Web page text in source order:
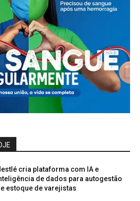
cria plataforma com IA e
de dados para autogestão
estoque de varejistas